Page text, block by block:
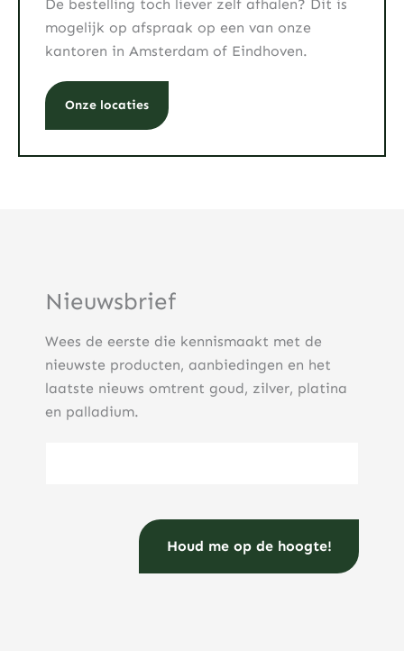
De bestelling toch liever zelf afhalen? Dit is
mogelijk op afspraak op een van onze
kantoren in Amsterdam of Eindhoven.
Onze locaties
Nieuwsbrief
Wees de eerste die kennismaakt met de
nieuwste producten, aanbiedingen en het
laatste nieuws omtrent goud, zilver, platina
en palladium.